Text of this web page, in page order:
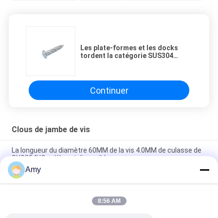
Les plate-formes et les docks
tordent la catégorie SUS304
Continuer
Clous de jambe de vis
La longueur du diamètre 60MM de la vis 4.0MM de culasse de
SUS304HC prélèvent disponible
M6 / M8/M10/M12/écrou de ressort acier inoxydable de M 16,
écrou de la Manche de ressort
Vis principale fraisée par commande Torx de SUS304HC pour
Amy
8:56 AM